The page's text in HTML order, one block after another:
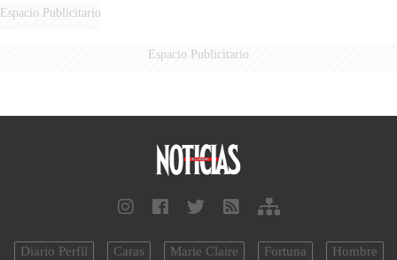
Espacio Publicitario
Espacio Publicitario
Diario Perfil Caras Marie Claire Fortuna Hombre